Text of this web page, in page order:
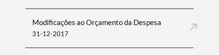
Modificações ao Orçamento da Despesa
31-12-2017